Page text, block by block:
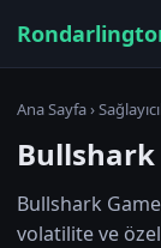
Ana Sayfa›
Bullshark
Bullshark
volatilite ve